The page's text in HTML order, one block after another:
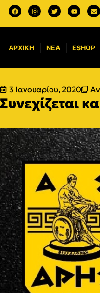
ΑΡΧΙΚΉ ΝΈΑ ESHOP
3 Ιανουαρίου, 2020
Συνεχίζεται